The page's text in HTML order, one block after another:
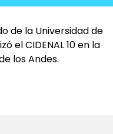
de la Universidad de
el CIDENAL 10 en la
los Andes.